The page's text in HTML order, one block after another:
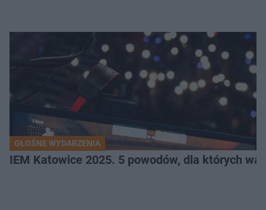
GŁOŚNE WYDARZENIA
IEM Katowice 2025. 5 powodów, dla których